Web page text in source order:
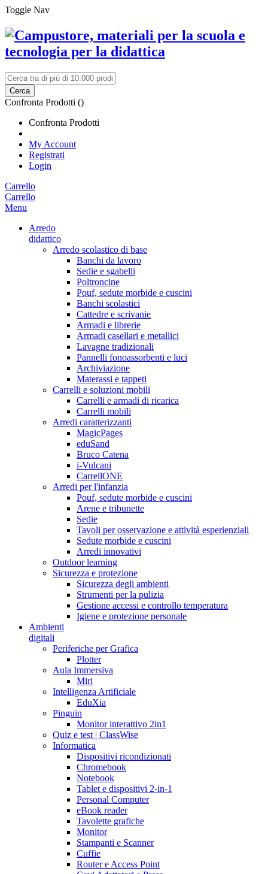
Toggle Nav
Cerca
Confronta Prodotti ()
Confronta Prodotti
My Account
Registrati
Login
Carrello
Carrello
Menu
Arredo
didattico
Arredo scolastico di base
Banchi da lavoro
Sedie e sgabelli
Poltroncine
Pouf, sedute morbide e cuscini
Banchi scolastici
Cattedre e scrivanie
Armadi e librerie
Armadi casellari e metallici
Lavagne tradizionali
Pannelli fonoassorbenti e luci
Archiviazione
Materassi e tappeti
Carrelli e soluzioni mobili
Carrelli e armadi di ricarica
Carrelli mobili
Arredi caratterizzanti
MagicPages
eduSand
Bruco Catena
i-Vulcani
CarrellONE
Arredi per l'infanzia
Pouf, sedute morbide e cuscini
Arene e tribunette
Sedie
Tavoli per osservazione e attività esperienziali
Sedute morbide e cuscini
Arredi innovativi
Outdoor learning
Sicurezza e protezione
Sicurezza degli ambienti
Strumenti per la pulizia
Gestione accessi e controllo temperatura
Igiene e protezione personale
Ambienti
digitali
Periferiche per Grafica
Plotter
Aula Immersiva
Miri
Intelligenza Artificiale
EduXia
Pinguin
Monitor interattivo 2in1
Quiz e test | ClassWise
Informatica
Dispositivi ricondizionati
Chromebook
Notebook
Tablet e dispositivi 2-in-1
Personal Computer
eBook reader
Tavolette grafiche
Monitor
Stampanti e Scanner
Cuffie
Router e Access Point